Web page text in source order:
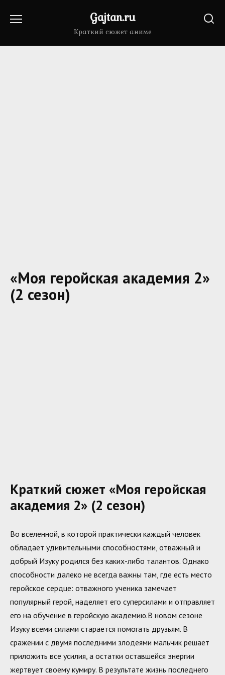
Gajtan.ru
Краткий сюжет аниме
«Моя геройская академия 2»
(2 сезон)
Краткий сюжет «Моя геройская
академия 2» (2 сезон)
Во вселенной, в которой практически каждый человек
обладает удивительными способностями, отважный и
добрый Изуку родился без каких-либо талантов. Однако
способности далеко не всегда важны там, где есть место
геройское сердце: отважного ученика замечает
популярный герой, наделяет его суперсилами и отправляет
его на обучение в геройскую академию.В новом сезоне
Изуку всеми силами старается помогать друзьям. В
сражении с двумя последними злодеями мальчик решает
приложить все усилия, а остатки оставшейся энергии
жертвует своему кумиру. В результате жизнь последнего